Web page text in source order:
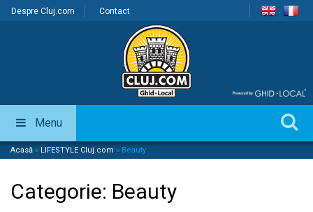
Despre Cluj.com Contact
Menu
Acasă » LIFESTYLE Cluj.com » Beauty
Categorie: Beauty